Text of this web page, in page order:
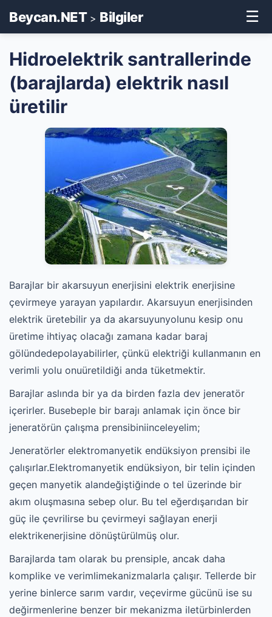
Beycan.NET> Bilgiler ☰
Hidroelektrik santrallerinde
(barajlarda) elektrik nasıl
üretilir
Barajlar bir akarsuyun enerjisini elektrik enerjisine
çevirmeye yarayan yapılardır. Akarsuyun enerjisinden
elektrik üretebilir ya da akarsuyunyolunu kesip onu
üretime ihtiyaç olacağı zamana kadar baraj
gölündedepolayabilirler, çünkü elektriği kullanmanın en
verimli yolu onuüretildiği anda tüketmektir.
Barajlar aslında bir ya da birden fazla dev jeneratör
içerirler. Busebeple bir barajı anlamak için önce bir
jeneratörün çalışma prensibiniinceleyelim;
Jeneratörler elektromanyetik endüksiyon prensibi ile
çalışırlar.Elektromanyetik endüksiyon, bir telin içinden
geçen manyetik alandeğiştiğinde o tel üzerinde bir
akım oluşmasına sebep olur. Bu tel eğerdışarıdan bir
güç ile çevrilirse bu çevirmeyi sağlayan enerji
elektrikenerjisine dönüştürülmüş olur.
Barajlarda tam olarak bu prensiple, ancak daha
komplike ve verimlimekanizmalarla çalışır. Tellerde bir
yerine binlerce sarım vardır, veçevirme gücünü ise su
değirmenlerine benzer bir mekanizma iletürbinlerden